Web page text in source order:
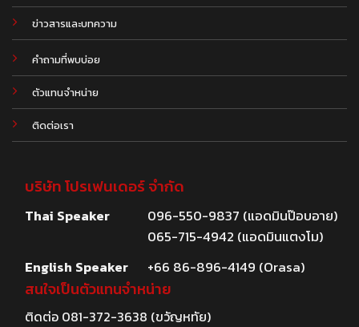
ข่าวสารและบทความ
.
คำถามที่พบบ่อย
ตัวแทนจำหน่าย
ติดต่อเรา
บริษัท โปรเฟนเดอร์ จำกัด
Thai Speaker
096-550-9837 (แอดมินป๊อบอาย)
065-715-4942 (แอดมินแตงโม)
English Speaker
+66 86-896-4149 (Orasa)
สนใจเป็นตัวแทนจำหน่าย
ติดต่อ 081-372-3638 (ขวัญหทัย)